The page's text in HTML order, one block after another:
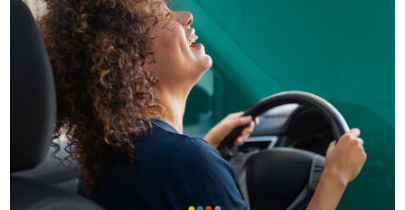
Segurança